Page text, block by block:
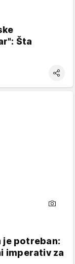
Šta
je potreban:
imperativ za